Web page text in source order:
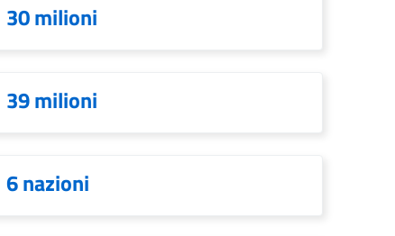
30 milioni
39 milioni
6 nazioni